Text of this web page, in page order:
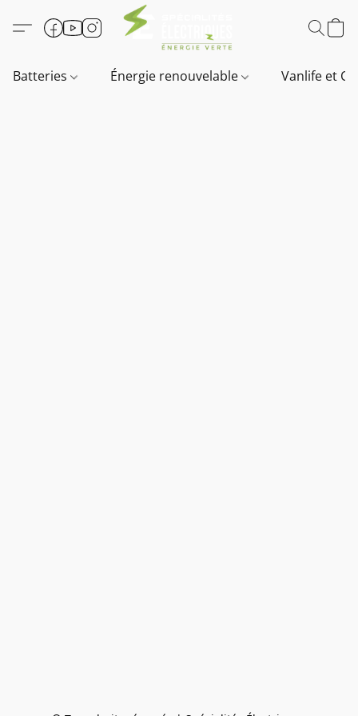
Batteries Énergie renouvelable Vanlife et